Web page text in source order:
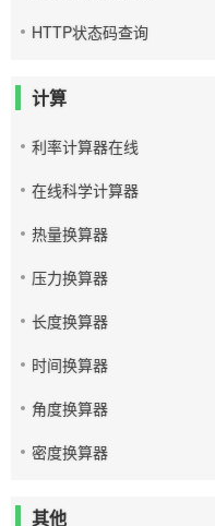
HTTP状态码查询
计算
利率计算器在线
在线科学计算器
热量换算器
压力换算器
长度换算器
时间换算器
角度换算器
密度换算器
其他